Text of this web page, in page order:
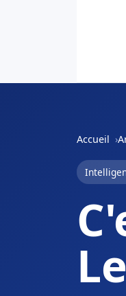
Accueil